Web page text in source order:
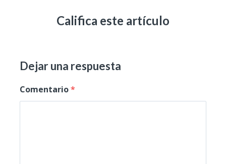
Califica este artículo
Dejar una respuesta
Comentario*